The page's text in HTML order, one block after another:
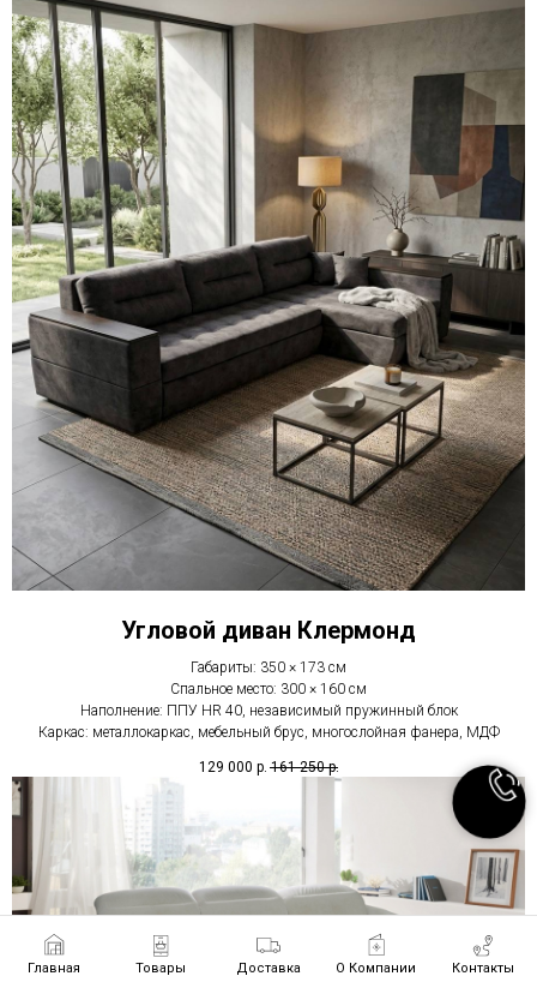
Главная Товары Доставка О Компании Контакты
Угловой диван Клермонд
Габариты: 350 × 173 см
Спальное место: 300 × 160 см
Наполнение: ППУ HR 40, независимый пружинный блок
Каркас: металлокаркас, мебельный брус, многослойная фанера, МДФ
129 000 р. 161 250 р.